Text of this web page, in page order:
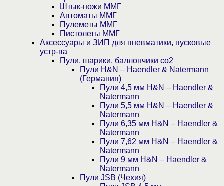
Штык-ножи ММГ
Автоматы ММГ
Пулеметы ММГ
Пистолеты ММГ
Аксессуары и ЗИП для пневматики, пусковые
устр-ва
Пули, шарики, баллончики со2
Пули H&N – Haendler & Natermann
(Германия)
Пули 4,5 мм H&N – Haendler &
Natermann
Пули 5,5 мм H&N – Haendler &
Natermann
Пули 6,35 мм H&N – Haendler &
Natermann
Пули 7,62 мм H&N – Haendler &
Natermann
Пули 9 мм H&N – Haendler &
Natermann
Пули JSB (Чехия)